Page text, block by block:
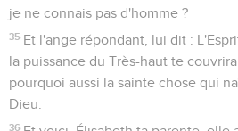
je ne connais pas d'homme ?
35 Et l'ange répondant, lui dit :
la puissance du Très-haut te
pourquoi aussi la sainte chose qui
Dieu.
36